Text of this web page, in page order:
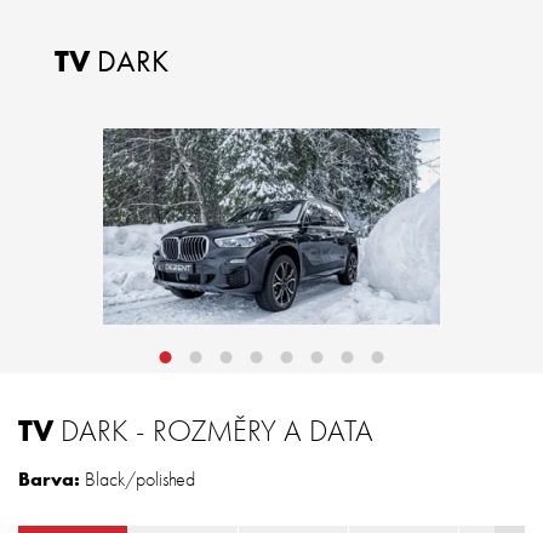
TV DARK
TVDARK - ROZMĚRY A DATA
Barva: Black/polished